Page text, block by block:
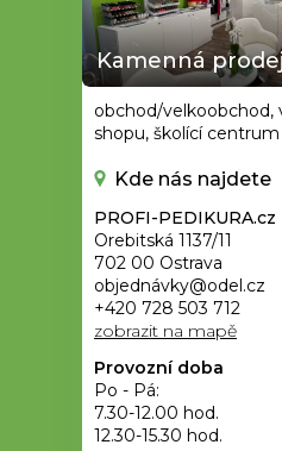
Kamenná
obchod/velkoobchod,
shopu, školící centrum
Kde nás najdete
PROFI-PEDIKURA.cz
Orebitská 1137/11
702 00 Ostrava
objednávky@odel.cz
+420 728 503 712
zobrazit na mapě
Provozní doba
Po - Pá:
7.30-12.00 hod.
12.30-15.30 hod.